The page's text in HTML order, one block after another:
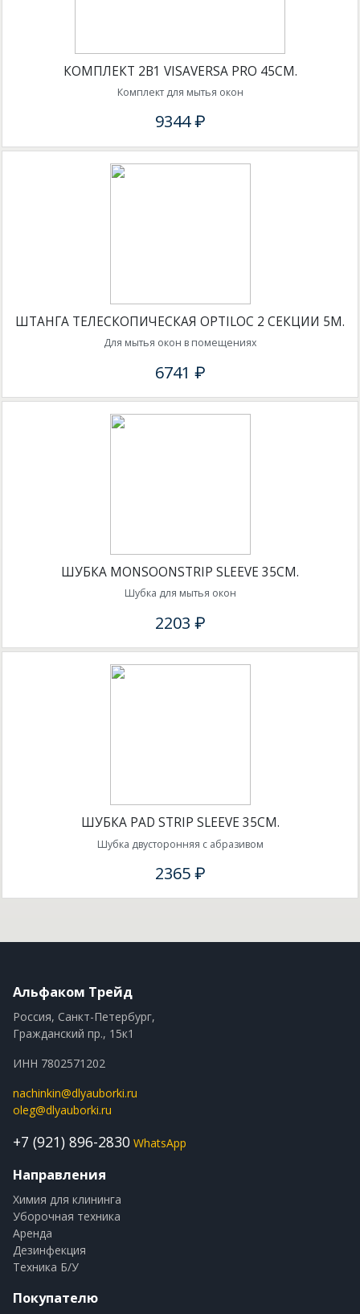
КОМПЛЕКТ 2В1 VISAVERSA PRO 45СМ.
Комплект для мытья окон
9344 ₽
ШТАНГА ТЕЛЕСКОПИЧЕСКАЯ OPTILOC 2 СЕКЦИИ 5М.
Для мытья окон в помещениях
6741 ₽
ШУБКА MONSOONSTRIP SLEEVE 35СМ.
Шубка для мытья окон
2203 ₽
ШУБКА PAD STRIP SLEEVE 35СМ.
Шубка двусторонняя с абразивом
2365 ₽
Альфаком Трейд
Россия, Санкт-Петербург,
Гражданский пр., 15к1
ИНН 7802571202
nachinkin@dlyauborki.ru
oleg@dlyauborki.ru
+7 (921) 896-2830 WhatsApp
Направления
Химия для клининга
Уборочная техника
Аренда
Дезинфекция
Техника Б/У
Покупателю